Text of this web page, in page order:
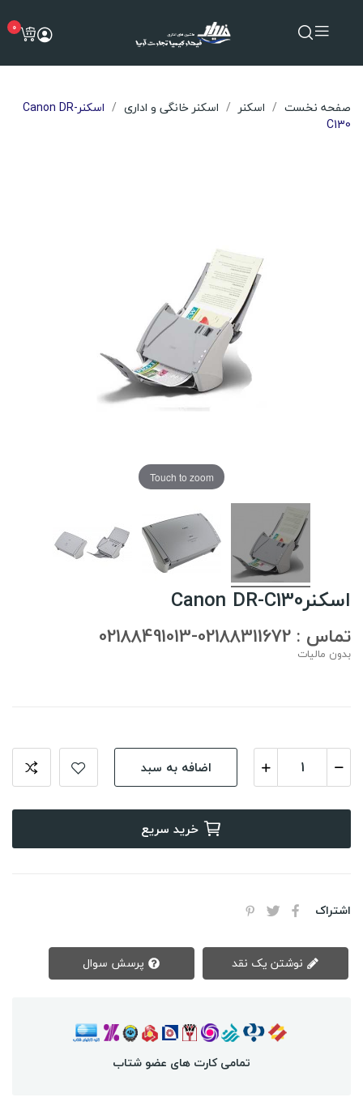
0
صفحه نخست اسکنر اسکنر خانگی و اداری
اسکنرCanon DR-
C130
Touch to zoom
اسکنرCanon DR-C130
تماس : 02188311672-02188491013
بدون مالیات
اضافه به سبد
خرید سریع
اشتراک
تمامی کارت های عضو شتاب